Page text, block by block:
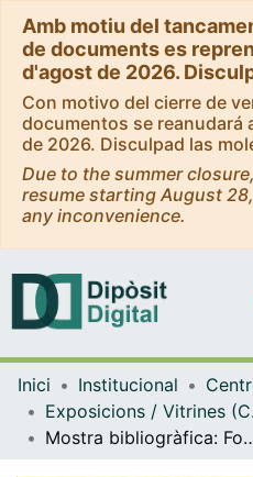
Amb motiu del
de documents es
d'agost de 2026.
Con motivo del cierre de
documentos se reanudará
de 2026. Disculpad las
Due to the summer
resume starting August
any inconvenience.
Inici Institucional
Mostra bibliogràfica: Fons històric